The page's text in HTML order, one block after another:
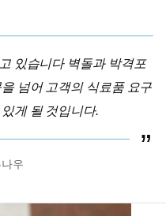
있습니다 벽돌과 박격포
넘어 고객의 식료품 요구
게 될 것입니다.
우